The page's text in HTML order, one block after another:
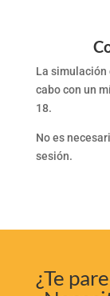
La simulación
cabo con un
18.
No es
sesión.
¿Te